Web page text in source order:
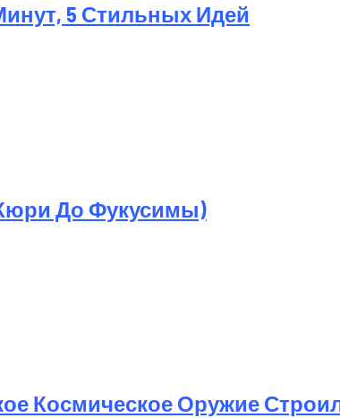
5 Стильных Идей
До Фукусимы)
Космическое Оружие